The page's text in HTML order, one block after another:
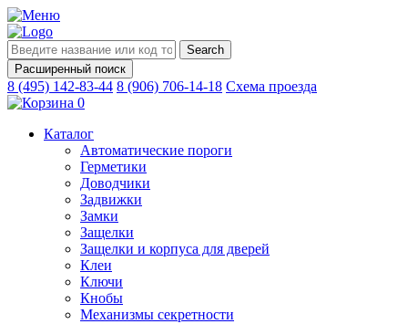
Search
for:Расширенный поиск
8 (495) 142-83-44 8 (906) 706-14-18 Схема проезда
0
Каталог
Автоматические пороги
Герметики
Доводчики
Задвижки
Замки
Защелки
Защелки и корпуса для дверей
Клеи
Ключи
Кнобы
Механизмы секретности